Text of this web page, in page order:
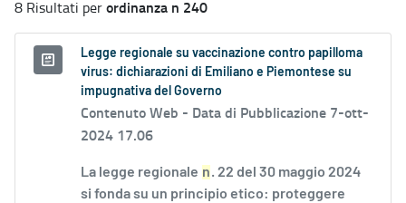
8 Risultati perordinanza n 240
Legge regionale su vaccinazione contro papilloma
virus: dichiarazioni di Emiliano e Piemontese su
impugnativa del Governo
Contenuto Web - Data di Pubblicazione 7-ott-
2024 17.06
La legge regionale n. 22 del 30 maggio 2024
si fonda su un principio etico: proteggere